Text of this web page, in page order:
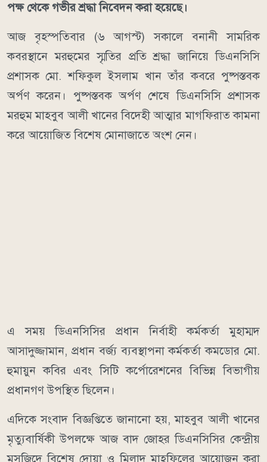
পক্ষ থেকে গভীর শ্রদ্ধা নিবেদন করা হয়েছে।
আজ বৃহস্পতিবার (৬ আগস্ট) সকালে বনানী সামরিক
কবরস্থানে মরহুমের স্মৃতির প্রতি শ্রদ্ধা জানিয়ে ডিএনসিসি
প্রশাসক মো. শফিকুল ইসলাম খান তাঁর কবরে পুষ্পস্তবক
অর্পণ করেন। পুষ্পস্তবক অর্পণ শেষে ডিএনসিসি প্রশাসক
মরহুম মাহবুব আলী খানের বিদেহী আত্মার মাগফিরাত কামনা
করে আয়োজিত বিশেষ মোনাজাতে অংশ নেন।
এ সময় ডিএনসিসির প্রধান নির্বাহী কর্মকর্তা মুহাম্মদ
আসাদুজ্জামান, প্রধান বর্জ্য ব্যবস্থাপনা কর্মকর্তা কমডোর মো.
হুমায়ুন কবির এবং সিটি কর্পোরেশনের বিভিন্ন বিভাগীয়
প্রধানগণ উপস্থিত ছিলেন।
এদিকে সংবাদ বিজ্ঞপ্তিতে জানানো হয়, মাহবুব আলী খানের
মৃত্যুবার্ষিকী উপলক্ষে আজ বাদ জোহর ডিএনসিসির কেন্দ্রীয়
মসজিদে বিশেষ দোয়া ও মিলাদ মাহফিলের আয়োজন করা